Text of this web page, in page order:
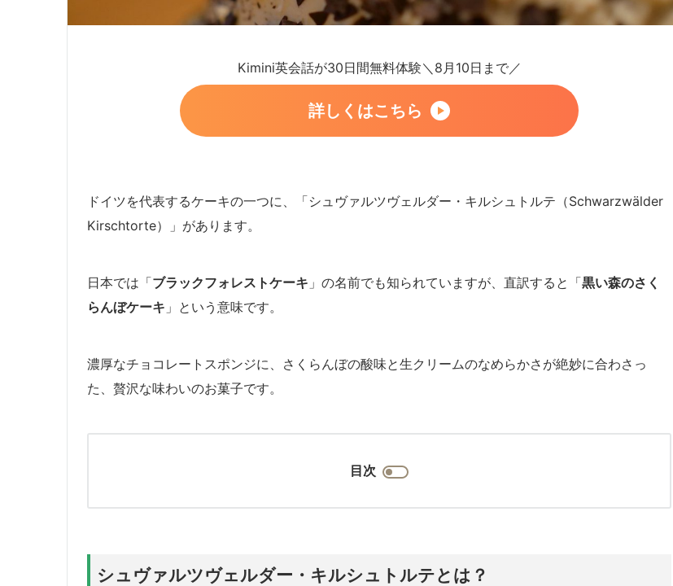
Kimini英会話が30日間無料体験＼8月10日まで／
詳しくはこちら
ドイツを代表するケーキの一つに、「シュヴァルツヴェルダー・キルシュトルテ（Schwarzwälder
Kirschtorte）」があります。
日本では「ブラックフォレストケーキ 」の名前でも知られていますが、直訳すると「黒い森のさく
らんぼケーキ 」という意味です。
濃厚なチョコレートスポンジに、さくらんぼの酸味と生クリームのなめらかさが絶妙に合わさっ
た、贅沢な味わいのお菓子です。
目次
シュヴァルツヴェルダー・キルシュトルテとは？